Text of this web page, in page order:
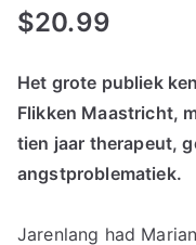
$20.99
Het grote publiek
Flikken Maastricht,
tien jaar therapeut,
angstproblematiek.
Jarenlang had